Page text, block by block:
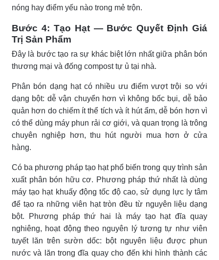
nóng hay điểm yếu nào trong mẻ trộn.
Bước 4: Tạo Hạt — Bước Quyết Định Giá
Trị Sản Phẩm
Đây là bước tạo ra sự khác biệt lớn nhất giữa phân bón
thương mại và đống compost tự ủ tại nhà.
Phân bón dạng hạt có nhiều ưu điểm vượt trội so với
dạng bột: dễ vận chuyển hơn vì không bốc bụi, dễ bảo
quản hơn do chiếm ít thể tích và ít hút ẩm, dễ bón hơn vì
có thể dùng máy phun rải cơ giới, và quan trọng là trông
chuyên nghiệp hơn, thu hút người mua hơn ở cửa
hàng.
Có ba phương pháp tạo hạt phổ biến trong quy trình sản
xuất phân bón hữu cơ. Phương pháp thứ nhất là dùng
máy tạo hạt khuấy động tốc độ cao, sử dụng lực ly tâm
để tạo ra những viên hạt tròn đều từ nguyên liệu dạng
bột. Phương pháp thứ hai là máy tạo hạt đĩa quay
nghiêng, hoạt động theo nguyên lý tương tự như viên
tuyết lăn trên sườn dốc: bột nguyên liệu được phun
nước và lăn trong đĩa quay cho đến khi hình thành các